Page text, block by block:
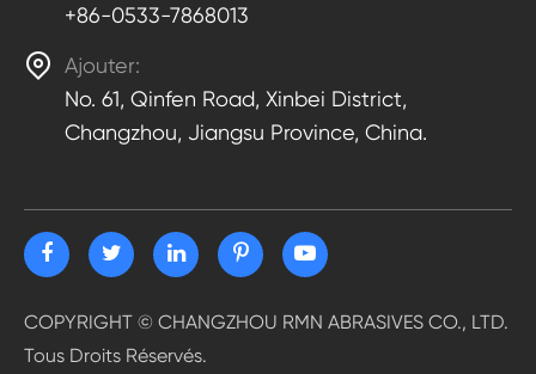
+86-0533-7868013
 Ajouter:
No. 61, Qinfen Road, Xinbei District,
Changzhou, Jiangsu Province, China.
COPYRIGHT © CHANGZHOU RMN ABRASIVES CO., LTD.
Tous Droits Réservés.